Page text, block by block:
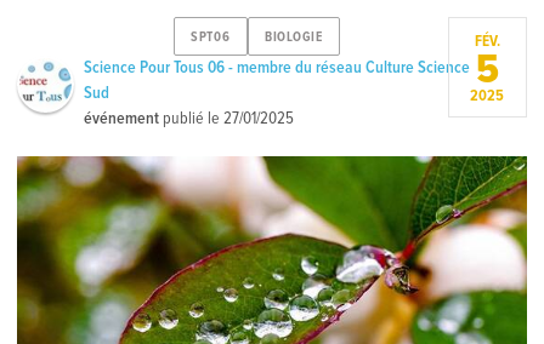
SPT06 BIOLOGIE
Science Pour Tous 06 - membre du réseau Culture Science
Sud
événement publié le27/01/2025
FÉV.
5
2025